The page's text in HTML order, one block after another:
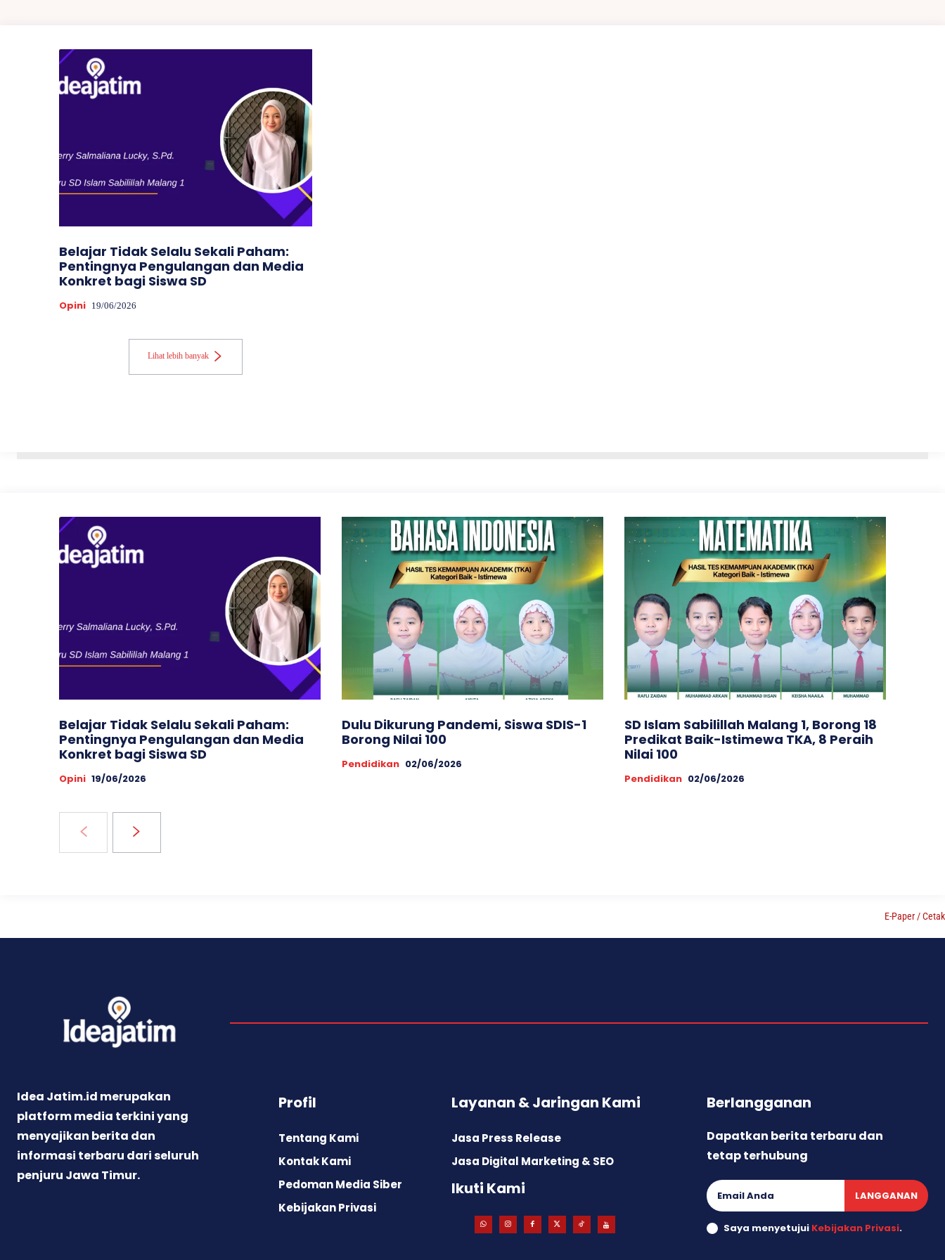
Belajar Tidak Selalu Sekali Paham:
Pentingnya Pengulangan dan Media
Konkret bagi Siswa SD
Opini 19/06/2026
Lihat lebih banyak
Belajar Tidak Selalu Sekali Paham:
Pentingnya Pengulangan dan Media
Konkret bagi Siswa SD
Opini 19/06/2026
Dulu Dikurung Pandemi, Siswa SDIS-1
Borong Nilai 100
Pendidikan 02/06/2026
SD Islam Sabilillah Malang 1, Borong 18
Predikat Baik-Istimewa TKA, 8 Peraih
Nilai 100
Pendidikan 02/06/2026
E-Paper / Cetak
Idea Jatim.id merupakan
platform media terkini yang
menyajikan berita dan
informasi terbaru dari seluruh
penjuru Jawa Timur.
Profil
Tentang Kami
Kontak Kami
Pedoman Media Siber
Kebijakan Privasi
Layanan & Jaringan Kami
Jasa Press Release
Jasa Digital Marketing & SEO
Ikuti Kami
Berlangganan
Dapatkan berita terbaru dan
tetap terhubung
LANGGANAN
Saya menyetujui Kebijakan Privasi.